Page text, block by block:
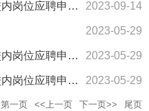
校内调动——上海外国语大学校内岗位应聘申请表（专技岗） 2023-09-14
2023-05-29
校内调动——上海外国语大学校内岗位应聘申请表（教辅岗） 2023-05-29
校内调动——上海外国语大学校内岗位应聘申请表（行政岗） 2023-05-29
第一页 <<上一页 下一页>> 尾页